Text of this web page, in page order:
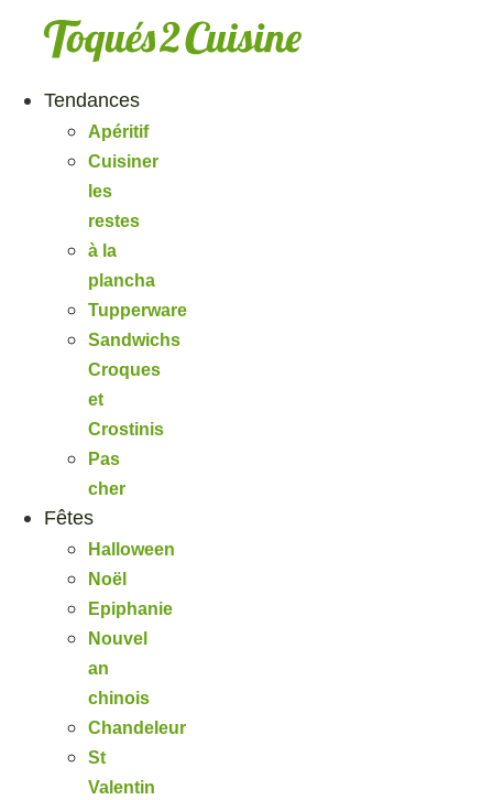
Tendances
Apéritif
Cuisiner
les
restes
à la
plancha
Tupperware
Sandwichs
Croques
et
Crostinis
Pas
cher
Fêtes
Halloween
Noël
Epiphanie
Nouvel
an
chinois
Chandeleur
St
Valentin